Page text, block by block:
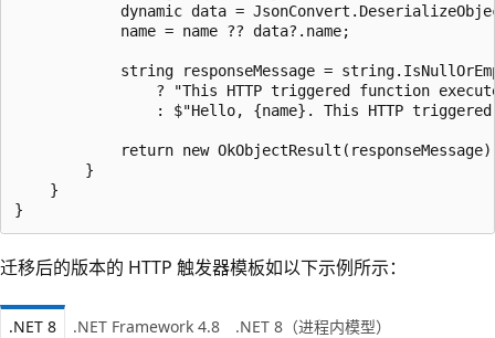
dynamic data =
            name = name ?? data?.name;
string responseMessage =
? "This HTTP triggered function
: $"Hello, {name}. This HTTP
return new
        }
    }
迁移后的版本的 HTTP 触发器模板如以下示例所示：
.NET 8 .NET Framework 4.8 .NET 8（进程内模型）